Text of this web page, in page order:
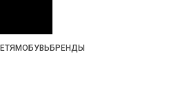
ОБУВЬ БРЕНДЫ